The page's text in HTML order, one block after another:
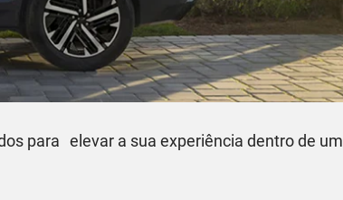
para elevar a sua experiência dentro de um